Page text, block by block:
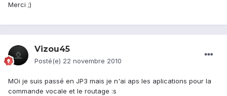
Merci ;)
Vizou45
Posté(e) 22 novembre 2010
MOi je suis passé en JP3 mais je n'ai aps les aplications pour la
commande vocale et le routage :s